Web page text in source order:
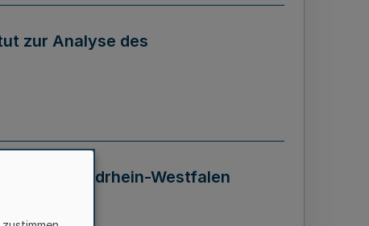
zur Analyse des
Landes Nordrhein-Westfalen